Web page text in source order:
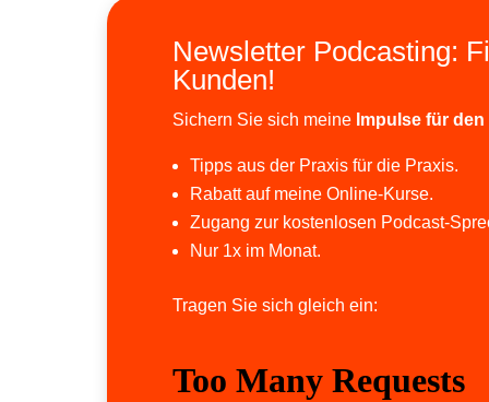
Newsletter Podcasting:
Kunden!
Sichern Sie sich meine Impulse für
Tipps aus der Praxis für die Praxis.
Rabatt auf meine Online-Kurse.
Zugang zur kostenlosen Podcast-
Nur 1x im Monat.
Tragen Sie sich gleich ein: